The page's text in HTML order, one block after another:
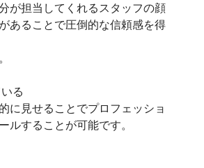
が担当してくれるスタッフの顔
あることで圧倒的な信頼感を得
る
に見せることでプロフェッショ